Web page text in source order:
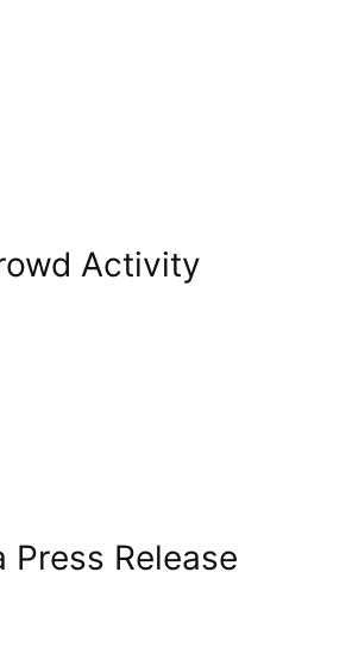
Activity
Press Release